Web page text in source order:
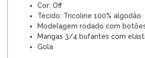
Cor: Off
Tecido: Tricoline 100% algodão
Modelagem rodado com
Mangas 3/4 bufantes com
Gola